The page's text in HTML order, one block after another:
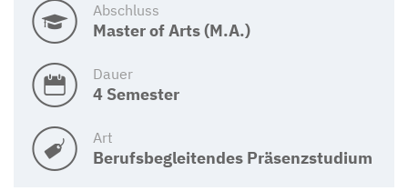
Abschluss
Master of Arts (M.A.)
Dauer
4 Semester
Art
Berufsbegleitendes Präsenzstudium